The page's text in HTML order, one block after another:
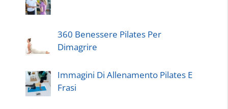
360 Benessere Pilates Per
Dimagrire
Immagini Di Allenamento Pilates E
Frasi